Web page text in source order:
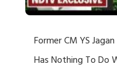
Former CM YS
Has Nothing To Do